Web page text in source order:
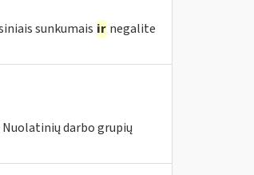
sunkumais ir negalite
Nuolatinių darbo grupių